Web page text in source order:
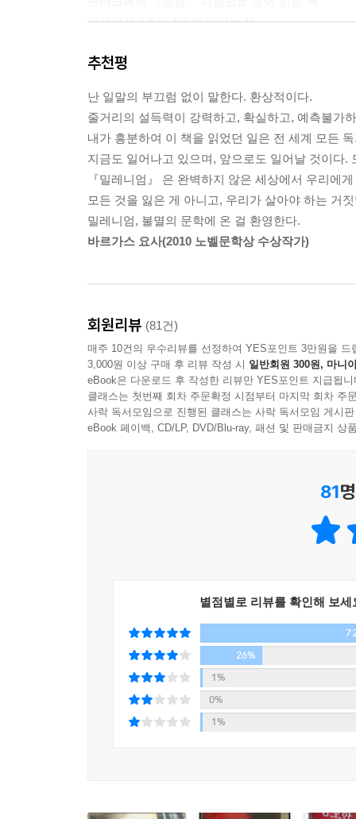
미국에서 2초에 1권씩 팔리는 책
유럽 최고의 베스트셀러 작가 1위(2009)
매년 똑같은 날, 발신인 표시 없이 꽃을 담은 액자
스웨덴의 대재벌 ‘방예르’가(家)의 은퇴한 총수
배달된다. 수십 년 전, 열여섯 살의 나이에 실종
압화는 한해도 거르지 않고 배달되었고, 이것은
월간지 《밀레니엄》의 미카엘 기자에게 엄청난
부패 재벌에 대한 폭로기사 때문에 거꾸로 고소를
사건을 풀기 위한 퍼즐 조각 맞추기가 흥미진진
실체가 밝혀지는데…….
전 세계를 사로잡은 ‘밀레니엄’ 신드롬! 이 책을 펼
“나는 일말의 부끄러움 없이 말한다. 환상적이다
『여자를 증오한 남자들』(전2권)은 밀레니엄
제목은 『벌집을 발로 찬 소녀』(전2권)이다. 2부
‘밀레니엄’을 소개하기 위해 등장하는 수사들은
인구와 노르웨이 인구의 1/5 이상이 이 책을 읽었
이제 데이비드 핀처 감독이 메가폰을 잡고 할
가능하게 했을까.
불굴의 의지로 정의를 구현하는 신념의 수호자 ‘미
전 세계 독자들을 ‘밀레니엄마니아’, ‘밀레니
추천평
난 일말의 부끄럼 없이 말한다. 환상적이다.
줄거리의 설득력이 강력하고, 확실하고, 예측불가
내가 흥분하여 이 책을 읽었던 일은 전 세계 모든
지금도 일어나고 있으며, 앞으로도 일어날 것이다.
『밀레니엄』 은 완벽하지 않은 세상에서 우리에
모든 것을 잃은 게 아니고, 우리가 살아야 하는 거
밀레니엄, 불멸의 문학에 온 걸 환영한다.
바르가스 요사(2010 노벨문학상 수상작가)
회원리뷰 (81건)
매주 10건의 우수리뷰를 선정하여 YES포인트 3만원을 드
3,000원 이상 구매 후 리뷰 작성 시 일반회원 300원, 마니
eBook은 다운로드 후 작성한 리뷰만 YES포인트 지급됩니
클래스는 첫번째 회차 주문확정 시점부터 마지막 회차 주
사락 독서모임으로 진행된 클래스는 사락 독서모임 게시
eBook 페이백, CD/LP, DVD/Blu-ray, 패션 및 판매금지 상
81
별점별로 리뷰를 확인해 보세
26%
1%
0%
1%